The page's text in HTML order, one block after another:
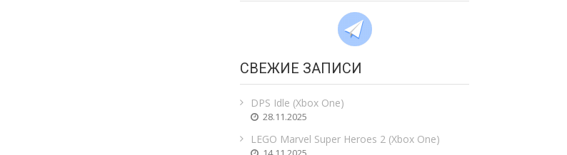
СВЕЖИЕ ЗАПИСИ
DPS Idle (Xbox One)
28.11.2025
LEGO Marvel Super Heroes 2 (Xbox One)